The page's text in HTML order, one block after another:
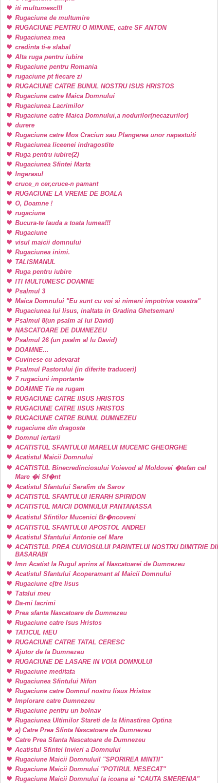
iti multumesc!!!
Rugaciune de multumire
RUGACIUNE PENTRU O MINUNE, catre SF ANTON
Rugaciunea mea
credinta ti-e slaba!
Alta ruga pentru iubire
Rugaciune pentru Romania
rugaciune pt fiecare zi
RUGACIUNE CATRE BUNUL NOSTRU ISUS HRISTOS
Rugaciune catre Maica Domnului
Rugaciunea Lacrimilor
Rugaciune catre Maica Domnului,a nodurilor(necazurilor)
durere
Rugaciune catre Mos Craciun sau Plangerea unor napastuiti
Rugaciunea liceenei indragostite
Ruga pentru iubire(2)
Rugaciunea Sfintei Marta
Ingerasul
cruce_n cer,cruce-n pamant
RUGACIUNE LA VREME DE BOALA
O, Doamne !
rugaciune
Bucura-te lauda a toata lumea!!!
Rugaciune
visul maicii domnului
Rugaciunea inimi.
TALISMANUL
Ruga pentru iubire
ITI MULTUMESC DOAMNE
Psalmul 3
Maica Domnului "Eu sunt cu voi si nimeni impotriva voastra"
Rugaciunea lui Iisus, inaltata in Gradina Ghetsemani
Psalmul 8(un psalm al lui David)
NASCATOARE DE DUMNEZEU
Psalmul 26 (un psalm al lu David)
DOAMNE...
Cuvinese cu adevarat
Psalmul Pastorului (in diferite traduceri)
7 rugaciuni importante
DOAMNE Tie ne rugam
RUGACIUNE CATRE IISUS HRISTOS
RUGACIUNE CATRE IISUS HRISTOS
RUGACIUNE CATRE BUNUL DUMNEZEU
rugaciune din dragoste
Domnul iertarii
ACATISTUL SFANTULUI MARELUI MUCENIC GHEORGHE
Acatistul Maicii Domnului
ACATISTUL Binecredinciosului Voievod al Moldovei �tefan cel
Mare �i Sf�nt
Acatistul Sfantului Serafim de Sarov
ACATISTUL SFANTULUI IERARH SPIRIDON
ACATISTUL MAICII DOMNULUI PANTANASSA
Acatistul Sfintilor Mucenici Br�ncoveni
ACATISTUL SFANTULUI APOSTOL ANDREI
Acatistul Sfantului Antonie cel Mare
ACATISTUL PREA CUVIOSULUI PARINTELUI NOSTRU DIMITRIE
BASARABI
Imn Acatist la Rugul aprins al Nascatoarei de Dumnezeu
Acatistul Sfantului Acoperamant al Maicii Domnului
Rugaciune c[tre Iisus
Tatalui meu
Da-mi lacrimi
Prea sfanta Nascatoare de Dumnezeu
Rugaciune catre Isus Hristos
TATICUL MEU
RUGACIUNE CATRE TATAL CERESC
Ajutor de la Dumnezeu
RUGACIUNE DE LASARE IN VOIA DOMNULUI
Rugaciune meditata
Rugaciunea Sfintului Nifon
Rugaciune catre Domnul nostru Iisus Hristos
Implorare catre Dumnezeu
Rugaciune pentru un bolnav
Rugaciunea Ultimilor Stareti de la Minastirea Optina
a) Catre Prea Sfinta Nascatoare de Dumnezeu
Catre Prea Sfanta Nascatoare de Dumnezeu
Acatistul Sfintei Invieri a Domnului
Rugaciune Maicii DomnuluiI "SPORIREA MINTII"
Rugaciune Maicii Domnului "POTIRUL NESECAT"
Rugaciune Maicii Domnului la icoana ei "CAUTA SMERENIA"